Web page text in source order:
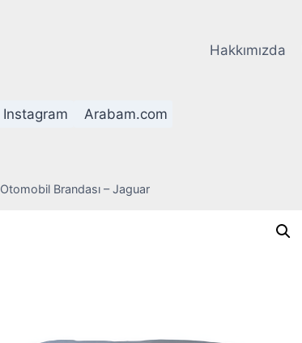
Hakkımızda
Instagram Arabam.com
Otomobil Brandası – Jaguar